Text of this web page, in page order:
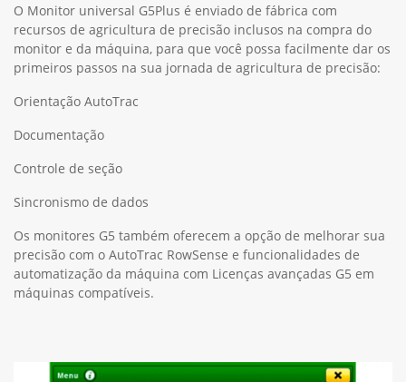
O Monitor universal G5Plus é enviado de fábrica com
recursos de agricultura de precisão inclusos na compra do
monitor e da máquina, para que você possa facilmente dar os
primeiros passos na sua jornada de agricultura de precisão:
Orientação AutoTrac
Documentação
Controle de seção
Sincronismo de dados
Os monitores G5 também oferecem a opção de melhorar sua
precisão com o AutoTrac RowSense e funcionalidades de
automatização da máquina com Licenças avançadas G5 em
máquinas compatíveis.